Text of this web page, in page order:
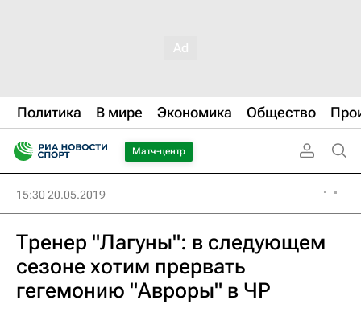
Политика В мире Экономика Общество
Матч-центр
15:30 20.05.2019
Тренер "Лагуны": в следующем
сезоне хотим прервать
гегемонию "Авроры" в ЧР